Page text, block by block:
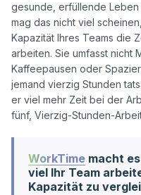
gesunde, erfüllende
mag das nicht viel
Kapazität Ihres Teams die
arbeiten. Sie umfasst nicht
Kaffeepausen oder
jemand vierzig Stunden
er viel mehr Zeit bei der
WorkTime macht
viel Ihr Team
Kapazität zu